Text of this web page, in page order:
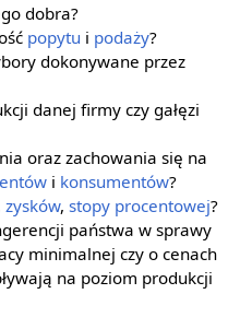
dobra?
popytu i podaży?
dokonywane przez
danej firmy czy gałęzi
oraz zachowania się na
i konsumentów?
zysków,stopy procentowej?
państwa w sprawy
minimalnej czy o cenach
na poziom produkcji